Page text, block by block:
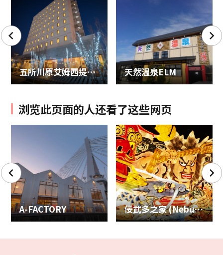
五所川原艾姆西提公园酒店 天然温泉ELM
浏览此页面的人还看了这些网页
A-FACTORY 佞武多之家 (Nebuta Museum Wa Rasse)